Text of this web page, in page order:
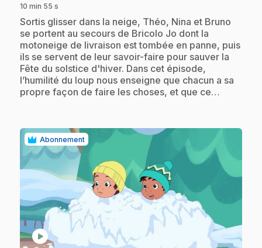
10 min 55 s
.Sortis glisser dans la neige, Théo, Nina et Bruno
se portent au secours de Bricolo Jo dont la
motoneige de livraison est tombée en panne, puis
ils se servent de leur savoir-faire pour sauver la
Fête du solstice d'hiver. Dans cet épisode,
l’humilité du loup nous enseigne que chacun a sa
propre façon de faire les choses, et que ce…
Abonnement
play_circle